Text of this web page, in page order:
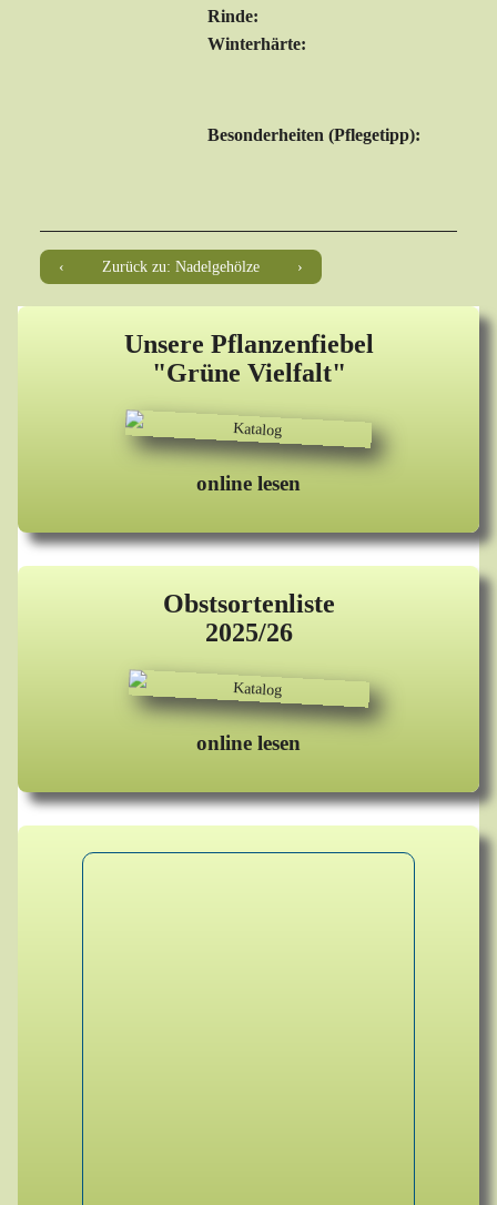
Unsere Pflanzenfiebel
"Grüne Vielfalt"
online lesen
Obstsortenliste
2025/26
online lesen
Rinde:
Winterhärte:
Besonderheiten (Pflegetipp):
Zurück zu: Nadelgehölze